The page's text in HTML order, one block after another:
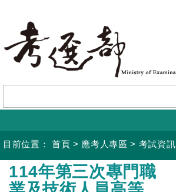
要
容
目前位置： 首頁 > 應考人專區 > 考試資訊
:::
114年第三次專門職